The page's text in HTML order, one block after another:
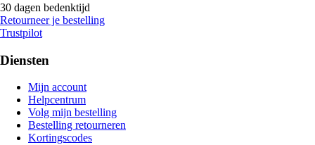
30 dagen bedenktijd
Retourneer je bestelling
Trustpilot
Diensten
Mijn account
Helpcentrum
Volg mijn bestelling
Bestelling retourneren
Kortingscodes